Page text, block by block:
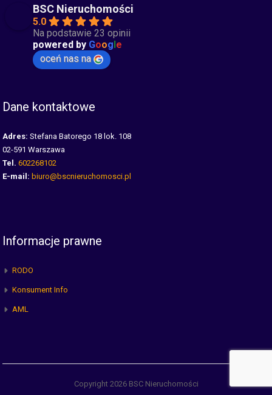
BSC Nieruchomości
5.0
Na podstawie 23 opinii
powered by Google
oceń nas na
Dane kontaktowe
Adres: Stefana Batorego 18 lok. 108
02-591 Warszawa
Tel. 602268102
E-mail: biuro@bscnieruchomosci.pl
Informacje prawne
RODO
Konsument Info
AML
Copyright 2026 BSC Nieruchomości